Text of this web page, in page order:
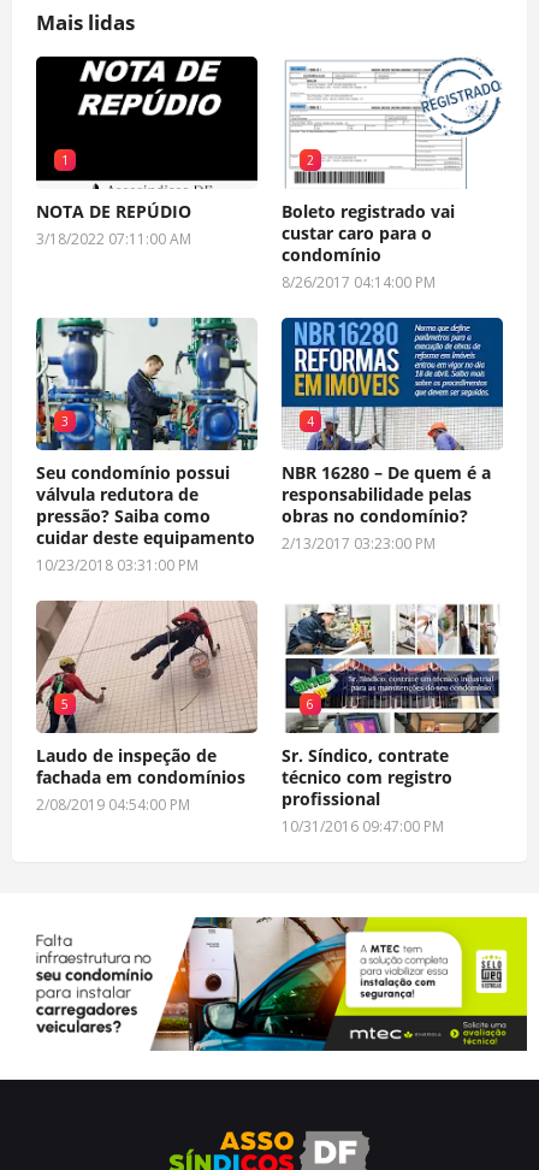
Mais lidas
1
NOTA DE REPÚDIO
3/18/2022 07:11:00 AM
2
Boleto registrado vai
custar caro para o
condomínio
8/26/2017 04:14:00 PM
3
Seu condomínio possui
válvula redutora de
pressão? Saiba como
cuidar deste equipamento
10/23/2018 03:31:00 PM
4
NBR 16280 – De quem é a
responsabilidade pelas
obras no condomínio?
2/13/2017 03:23:00 PM
5
Laudo de inspeção de
fachada em condomínios
2/08/2019 04:54:00 PM
6
Sr. Síndico, contrate
técnico com registro
profissional
10/31/2016 09:47:00 PM